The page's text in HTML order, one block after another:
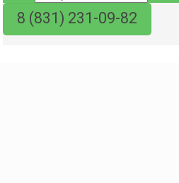
8 (831) 231-09-82